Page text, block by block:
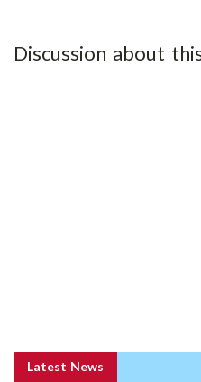
Discussion about
Latest News